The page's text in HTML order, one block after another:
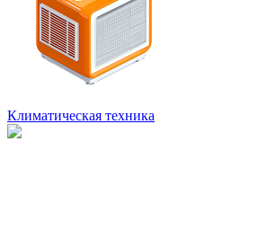
Климатическая техника